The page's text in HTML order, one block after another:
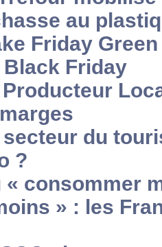
au
Friday
Friday
Producteur
secteur du
?
« consommer
» : les